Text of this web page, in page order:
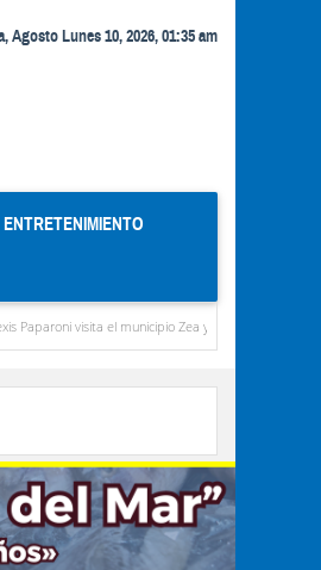
Agosto Lunes 10, 2026, 01:35 am
ENTRETENIMIENTO
visita el municipio Zea y destaca la labor de la